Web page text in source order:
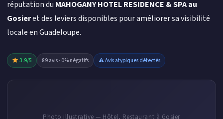
réputation du MAHOGANY HOTEL RESIDENCE & SPA au
Gosieret des leviers disponibles pour améliorer sa visibilité
locale en Guadeloupe.
3.9/5 89 avis · 0% négatifs ⚠ Avis atypiques détectés
Photo illustrative — Hôtel, Restaurant à Gosier